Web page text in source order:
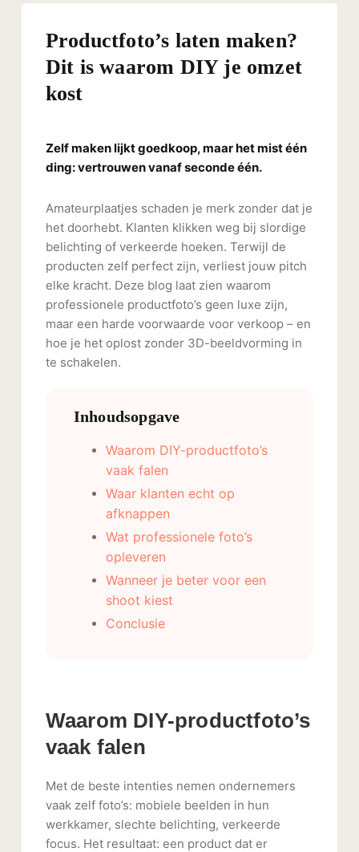
Productfoto’s laten maken?
Dit is waarom DIY je omzet
kost
Zelf maken lijkt goedkoop, maar het mist één
ding: vertrouwen vanaf seconde één.
Amateurplaatjes schaden je merk zonder dat je
het doorhebt. Klanten klikken weg bij slordige
belichting of verkeerde hoeken. Terwijl de
producten zelf perfect zijn, verliest jouw pitch
elke kracht. Deze blog laat zien waarom
professionele productfoto’s geen luxe zijn,
maar een harde voorwaarde voor verkoop – en
hoe je het oplost zonder 3D-beeldvorming in
te schakelen.
Inhoudsopgave
Waarom DIY-productfoto’s
vaak falen
Waar klanten echt op
afknappen
Wat professionele foto’s
opleveren
Wanneer je beter voor een
shoot kiest
Conclusie
Waarom DIY-productfoto’s
vaak falen
Met de beste intenties nemen ondernemers
vaak zelf foto’s: mobiele beelden in hun
werkkamer, slechte belichting, verkeerde
focus. Het resultaat: een product dat er